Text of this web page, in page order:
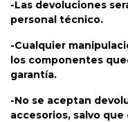
-Las devoluciones
personal técnico.
-Cualquier
los componentes
garantía.
-No se aceptan
accesorios, salvo